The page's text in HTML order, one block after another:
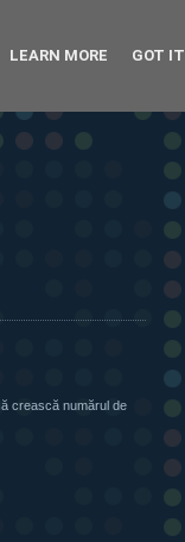
crească numărul de
LEARN MORE GOT IT